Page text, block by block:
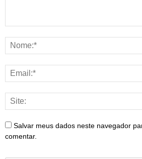
Salvar meus dados neste navegador
comentar.